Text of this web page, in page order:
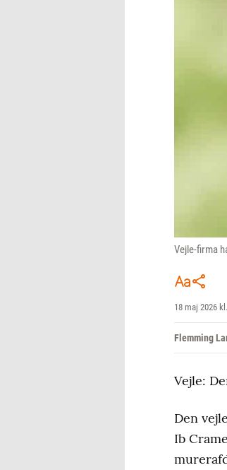
Vejle-firma
18 maj 2026
Flemming
Vejle:
Den
Ib